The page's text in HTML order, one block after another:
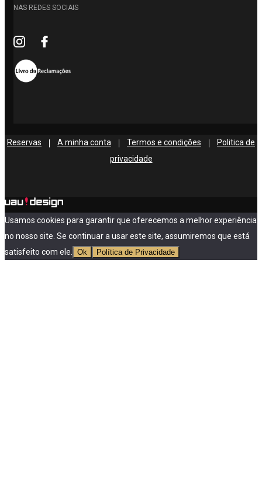
NAS REDES SOCIAIS
Reservas A minha conta Termos e condições
Politica de
privacidade
Usamos cookies para garantir que oferecemos a melhor experiência
no nosso site. Se continuar a usar este site, assumiremos que está
satisfeito com ele.
Ok Política de Privacidade